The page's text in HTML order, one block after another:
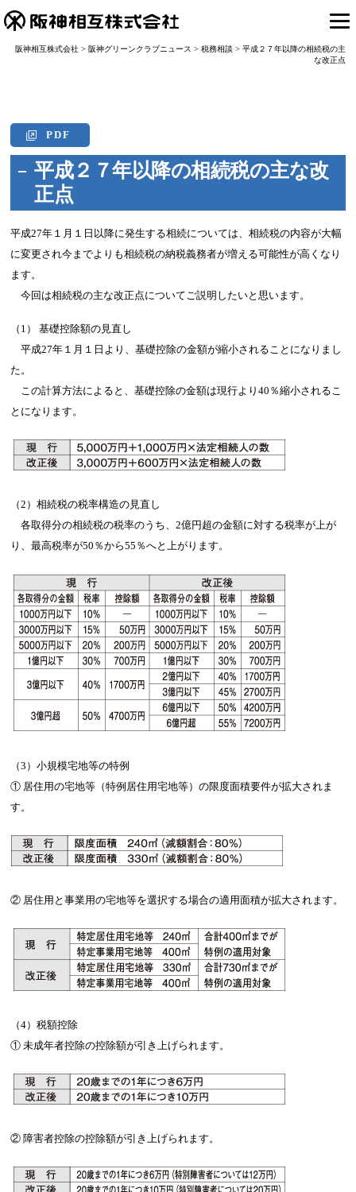
阪神相互株式会社> 阪神グリーンクラブニュース > 税務相談 > 平成２７年以降の相続税の主
な改正点
PDF
平成２７年以降の相続税の主な改
正点
平成27年１月１日以降に発生する相続については、相続税の内容が大幅
に変更され今までよりも相続税の納税義務者が増える可能性が高くなり
ます。
今回は相続税の主な改正点についてご説明したいと思います。
（1） 基礎控除額の見直し
平成27年１月１日より、基礎控除の金額が縮小されることになりまし
た。
この計算方法によると、基礎控除の金額は現行より40％縮小されるこ
とになります。
（2）相続税の税率構造の見直し
各取得分の相続税の税率のうち、2億円超の金額に対する税率が上が
り、最高税率が50％から55％へと上がります。
（3）小規模宅地等の特例
① 居住用の宅地等（特例居住用宅地等）の限度面積要件が拡大されま
す。
② 居住用と事業用の宅地等を選択する場合の適用面積が拡大されます。
（4）税額控除
① 未成年者控除の控除額が引き上げられます。
② 障害者控除の控除額が引き上げられます。